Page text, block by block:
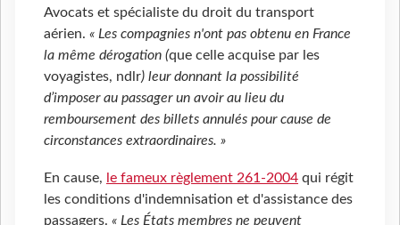
Avocats et spécialiste du droit du transport
aérien. « Les compagnies n'ont pas obtenu en France
la même dérogation (que celle acquise par les
voyagistes, ndlr) leur donnant la possibilité
d’imposer au passager un avoir au lieu du
remboursement des billets annulés pour cause de
circonstances extraordinaires. »
En cause, le fameux règlement 261-2004 qui régit
les conditions d'indemnisation et d'assistance des
passagers. « Les États membres ne peuvent